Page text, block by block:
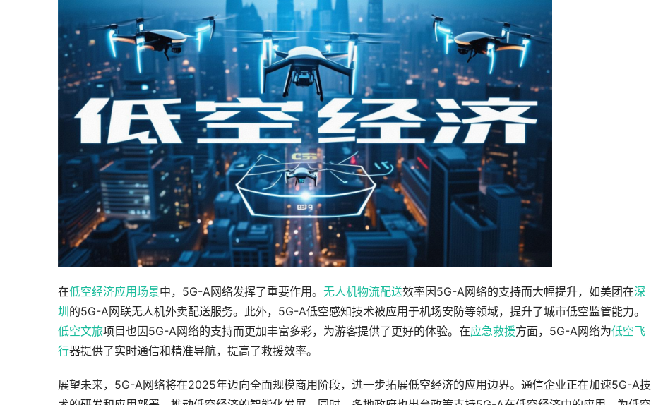
在低空经济应用场景中，5G-A网络发挥了重要作用。 无人机物流配送效率因5G-A网络的支持而大幅提升，如美团在深
圳 的5G-A网联无人机外卖配送服务。此外，5G-A低空感知技术被应用于机场安防等领域，提升了城市低空监管能力。
低空文旅项目也因5G-A网络的支持而更加丰富多彩，为游客提供了更好的体验。在应急救援方面，5G-A网络为低空飞
行器提供了实时通信和精准导航，提高了救援效率。
展望未来，5G-A网络将在2025年迈向全面规模商用阶段，进一步拓展低空经济的应用边界。通信企业正在加速5G-A技